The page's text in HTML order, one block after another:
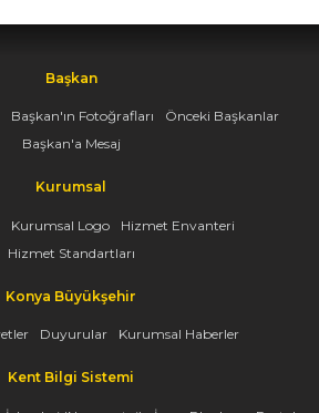
Başkan
Başkan'ın Fotoğrafları
Önceki Başkanlar
Başkan'a Mesaj
Kurumsal
Kurumsal Logo
Hizmet Envanteri
Hizmet Standartları
Konya Büyükşehir
Duyurular Kurumsal Haberler
Kent Bilgi Sistemi